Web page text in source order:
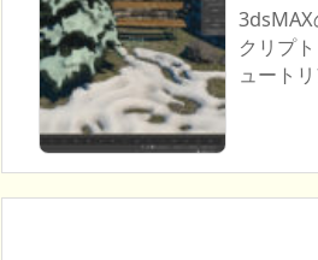
3dsMAX
クリプ
ュート